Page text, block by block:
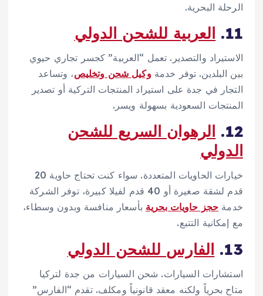
الرحلة البحرية.
11. العربية للشحن الدولي
الاستيراد والتصدير. تعمل “العربية” كجسر تجاري حيوي
بين البلدين. توفر خدمةوكيل شحن وتخليص، وتساعد
التجار في جدة على استيراد المنتجات التركية أو تصدير
المنتجات السعودية بسهولة ويسر.
12. الرهوان السريع للشحن
الدولي
خيارات الحاويات المتعددة. سواء كنت تحتاج حاوية 20
قدم لشقة صغيرة أو 40 قدم لفيلا كبيرة، توفر الشركة
خدمة حجز حاويات بحرية بأسعار منافسة وبدون وسطاء،
مع إمكانية التتبع.
13. الفارس للشحن الدولي
استشارات السيارات. شحن السيارات من جدة لتركيا
متاح بحرياً ولكنه معقد قانونياً ومكلف. تقدم “الفارس”